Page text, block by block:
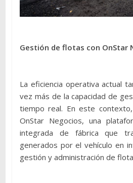
Gestión de flotas con OnStar
La eficiencia operativa actual
vez más de la capacidad de
tiempo real. En este
OnStar Negocios, una
integrada de fábrica que
generados por el vehículo en
gestión y administración de